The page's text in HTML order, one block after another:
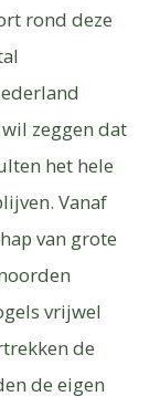
rond deze
zeggen dat
het hele
Vanaf
van grote
vrijwel
de
de eigen